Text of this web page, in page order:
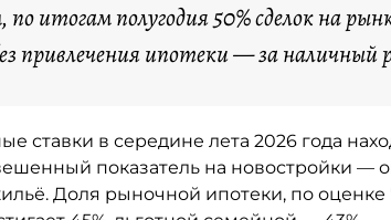
по итогам полугодия 50% сделок на
привлечения ипотеки — за наличный
ставки в середине лета 2026 года
показатель на новостройки —
Доля рыночной ипотеки, по